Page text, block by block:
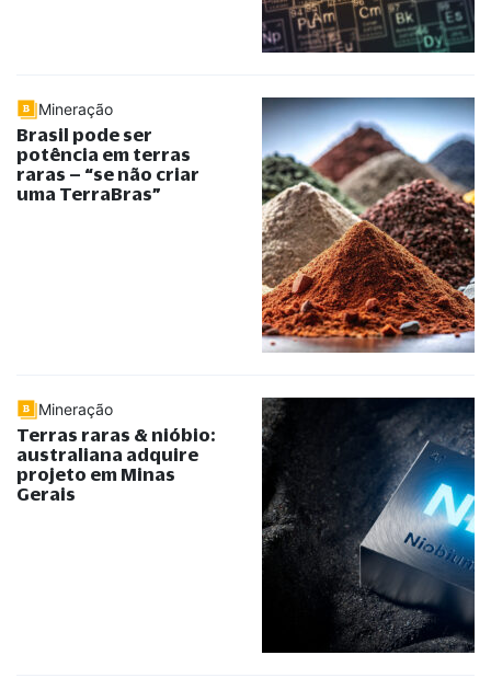
Mineração
Brasil pode ser
potência em terras
raras – “se não criar
uma TerraBras”
Mineração
Terras raras & nióbio:
australiana adquire
projeto em Minas
Gerais